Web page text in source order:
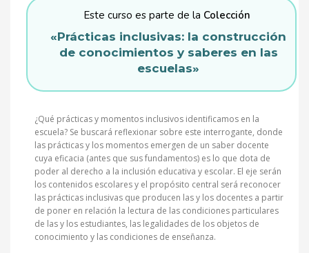
Este curso es parte de la Colección
«Prácticas inclusivas: la construcción
de conocimientos y saberes en las
escuelas»
¿Qué prácticas y momentos inclusivos identificamos en la
escuela? Se buscará reflexionar sobre este interrogante, donde
las prácticas y los momentos emergen de un saber docente
cuya eficacia (antes que sus fundamentos) es lo que dota de
poder al derecho a la inclusión educativa y escolar. El eje serán
los contenidos escolares y el propósito central será reconocer
las prácticas inclusivas que producen las y los docentes a partir
de poner en relación la lectura de las condiciones particulares
de las y los estudiantes, las legalidades de los objetos de
conocimiento y las condiciones de enseñanza.